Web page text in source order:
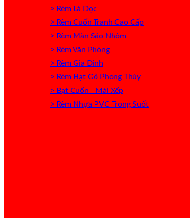
> Rèm Lá Dọc
> Rèm Cuốn Tranh Cao Cấp
> Rèm Màn Sáo Nhôm
> Rèm Văn Phòng
> Rèm Gia Đình
> Rèm Hạt Gỗ Phong Thủy
> Bạt Cuốn - Mái Xếp
> Rèm Nhựa PVC Trong Suốt